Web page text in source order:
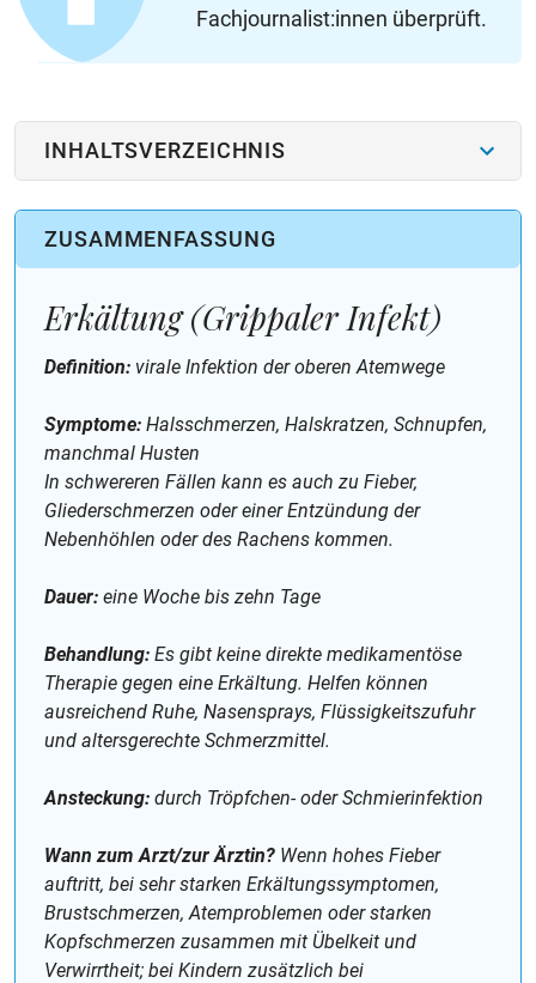
Fachjournalist:innen überprüft.
INHALTSVERZEICHNIS
ZUSAMMENFASSUNG
Erkältung (Grippaler Infekt)
Definition: virale Infektion der oberen Atemwege
Symptome: Halsschmerzen, Halskratzen, Schnupfen,
manchmal Husten
In schwereren Fällen kann es auch zu Fieber,
Gliederschmerzen oder einer Entzündung der
Nebenhöhlen oder des Rachens kommen.
Dauer: eine Woche bis zehn Tage
Behandlung: Es gibt keine direkte medikamentöse
Therapie gegen eine Erkältung. Helfen können
ausreichend Ruhe, Nasensprays, Flüssigkeitszufuhr
und altersgerechte Schmerzmittel.
Ansteckung: durch Tröpfchen- oder Schmierinfektion
Wann zum Arzt/zur Ärztin? Wenn hohes Fieber
auftritt, bei sehr starken Erkältungssymptomen,
Brustschmerzen, Atemproblemen oder starken
Kopfschmerzen zusammen mit Übelkeit und
Verwirrtheit; bei Kindern zusätzlich bei